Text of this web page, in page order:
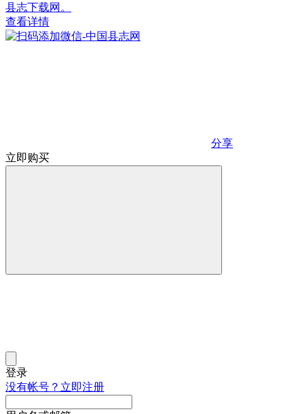
县志下载网。
查看详情
分享
立即购买
登录
没有帐号？立即注册